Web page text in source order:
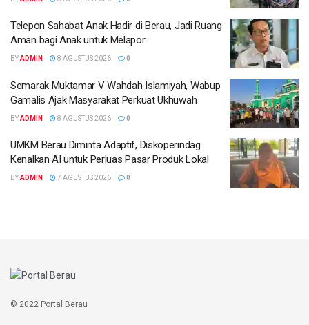
Telepon Sahabat Anak Hadir di Berau, Jadi Ruang
Aman bagi Anak untuk Melapor
BYADMIN 8 AGUSTUS 2026 0
Semarak Muktamar V Wahdah Islamiyah, Wabup
Gamalis Ajak Masyarakat Perkuat Ukhuwah
BYADMIN 8 AGUSTUS 2026 0
UMKM Berau Diminta Adaptif, Diskoperindag
Kenalkan AI untuk Perluas Pasar Produk Lokal
BYADMIN 7 AGUSTUS 2026 0
© 2022 Portal Berau